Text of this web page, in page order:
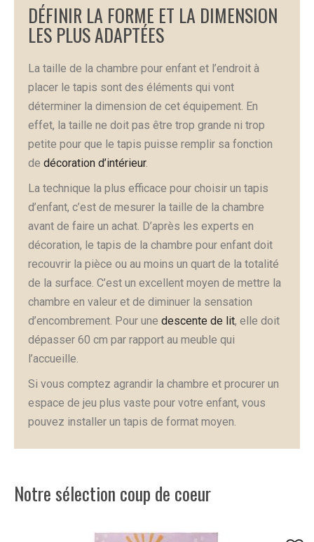
DÉFINIR LA FORME ET LA DIMENSION
LES PLUS ADAPTÉES
La taille de la chambre pour enfant et l’endroit à
placer le tapis sont des éléments qui vont
déterminer la dimension de cet équipement. En
effet, la taille ne doit pas être trop grande ni trop
petite pour que le tapis puisse remplir sa fonction
de décoration d’intérieur.
La technique la plus efficace pour choisir un tapis
d’enfant, c’est de mesurer la taille de la chambre
avant de faire un achat. D’après les experts en
décoration, le tapis de la chambre pour enfant doit
recouvrir la pièce ou au moins un quart de la totalité
de la surface. C’est un excellent moyen de mettre la
chambre en valeur et de diminuer la sensation
d’encombrement. Pour une descente de lit, elle doit
dépasser 60 cm par rapport au meuble qui
l’accueille.
Si vous comptez agrandir la chambre et procurer un
espace de jeu plus vaste pour votre enfant, vous
pouvez installer un tapis de format moyen.
Notre sélection coup de coeur